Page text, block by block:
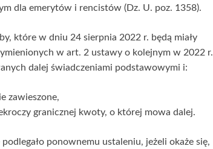
dla emerytów i rencistów (Dz. U. poz. 1358).
które w dniu 24 sierpnia 2022 r. będą miały
w art. 2 ustawy o kolejnym w 2022 r.
dalej świadczeniami podstawowymi i:
zawieszone,
granicznej kwoty, o której mowa dalej.
ponownemu ustaleniu, jeżeli okaże się,